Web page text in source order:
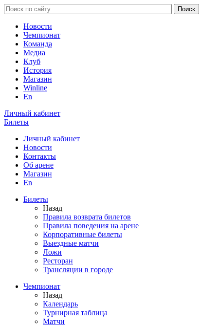
Новости
Чемпионат
Команда
Медиа
Клуб
История
Магазин
Winline
En
Личный кабинет
Билеты
Личный кабинет
Новости
Контакты
Об арене
Магазин
En
Билеты
Назад
Правила возврата билетов
Правила поведения на арене
Корпоративные билеты
Выездные матчи
Ложи
Ресторан
Трансляции в городе
Чемпионат
Назад
Календарь
Турнирная таблица
Матчи